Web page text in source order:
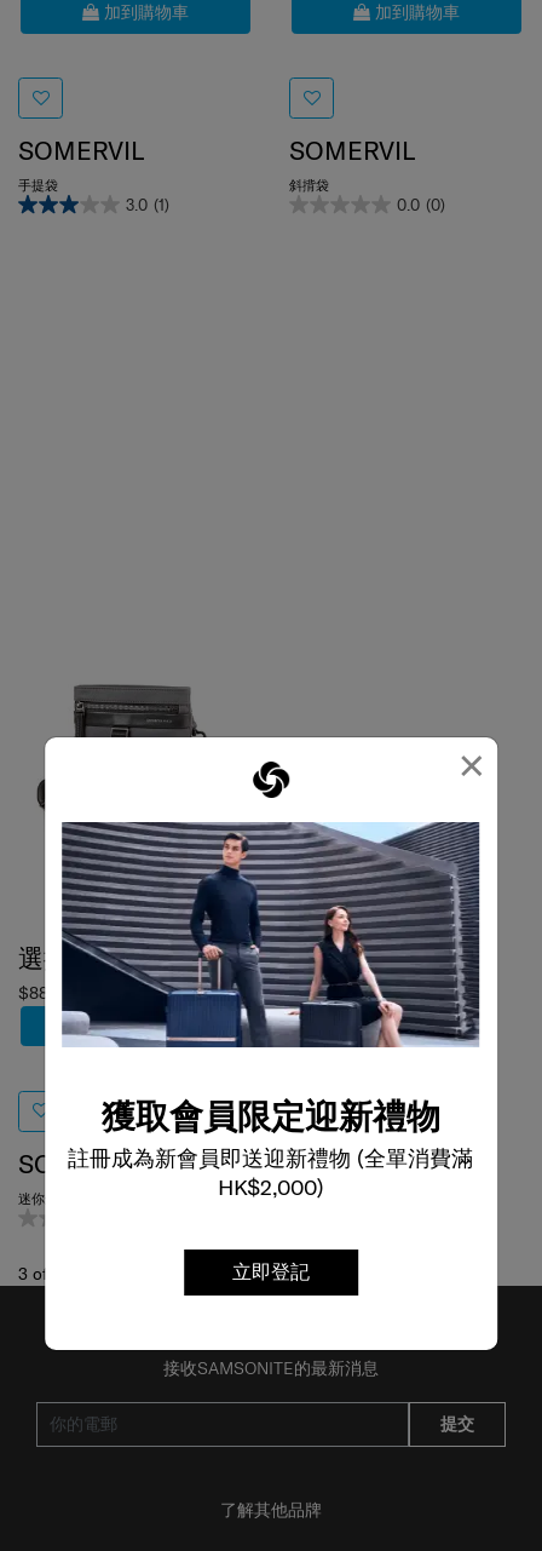
×
獲取會員限定迎新禮物
註冊成為新會員即送迎新禮物 (全單消費滿
HK$2,000)
立即登記
加到購物車
SOMERVIL
手提袋
3.0 (1)
加到購物車
SOMERVIL
斜揹袋
0.0 (0)
選擇顏色
$880
加到購物車
SOMERVIL
迷你斜揹袋
3 of
接收SAMSONITE的最新消息
提交
了解其他品牌